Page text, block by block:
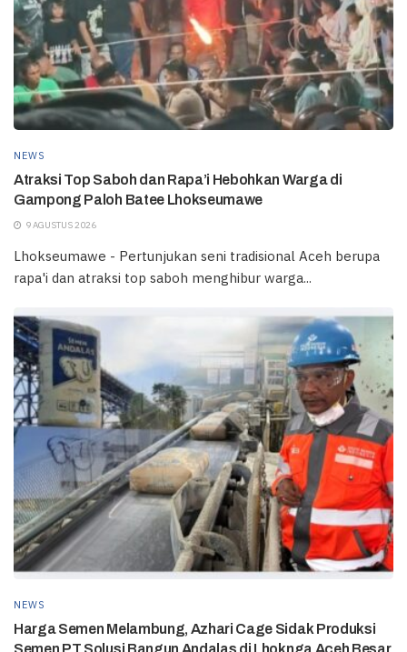
NEWS
Atraksi Top Saboh dan Rapa’i Hebohkan Warga di
Gampong Paloh Batee Lhokseumawe
9 AGUSTUS 2026
Lhokseumawe - Pertunjukan seni tradisional Aceh berupa
rapa'i dan atraksi top saboh menghibur warga...
NEWS
Harga Semen Melambung, Azhari Cage Sidak Produksi
Semen PT Solusi Bangun Andalas di Lhoknga Aceh Besar